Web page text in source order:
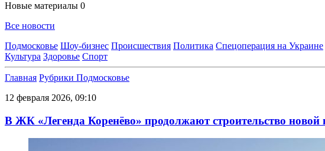
Новые материалы 0
Все новости
Подмосковье Шоу-бизнес Происшествия Политика Спецоперация на Украине
Культура Здоровье Спорт
Главная Рубрики Подмосковье
12 февраля 2026, 09:10
В ЖК «Легенда Коренёво» продолжают строительство новой